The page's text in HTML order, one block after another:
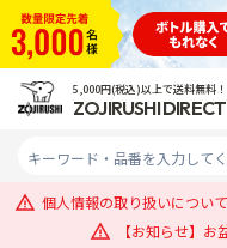
5,000円(税込)以上で送料無料！
ZOJIRUSHI DIRECT
個人情報の取り扱いについ
【お知らせ】